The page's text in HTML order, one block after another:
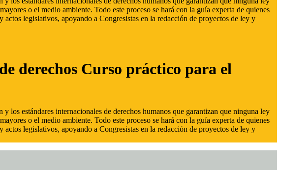
o el medio ambiente. Todo este proceso se hará con la guía experta de quienes
legislativos, apoyando a Congresistas en la redacción de proyectos de ley y
derechos Curso práctico para el
los estándares internacionales de derechos humanos que garantizan que ninguna ley
o el medio ambiente. Todo este proceso se hará con la guía experta de quienes
legislativos, apoyando a Congresistas en la redacción de proyectos de ley y